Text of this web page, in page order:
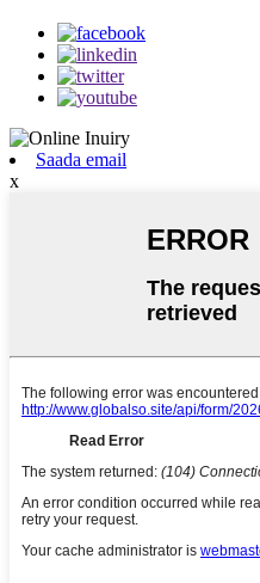
Saada email
x